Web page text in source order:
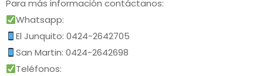
Para más información contáctanos:
Whatsapp:
El Junquito: 0424-2642705
San Martin: 0424-2642698
Teléfonos: